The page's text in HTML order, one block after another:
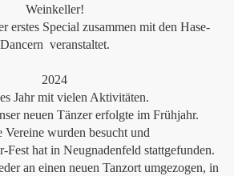
Weinkeller!
erstes Special zusammen mit den Hase-
Dancern veranstaltet.
2024
Jahr mit vielen Aktivitäten.
neuen Tänzer erfolgte im Frühjahr.
Vereine wurden besucht und
Fest hat in Neugnadenfeld stattgefunden.
an einen neuen Tanzort umgezogen, in